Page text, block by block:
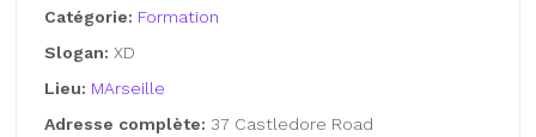
Catégorie: Formation
Slogan:XD
Lieu: MArseille
Adresse complète: 37 Castledore Road